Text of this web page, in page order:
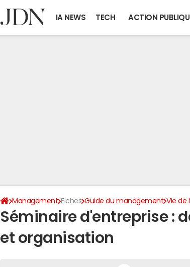
IA NEWS TECH ACTION
Management Fiches Guide du management Vie de
Séminaire d'entreprise :
et organisation